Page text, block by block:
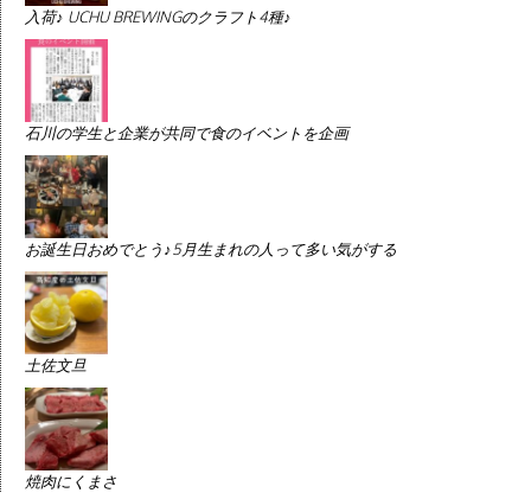
入荷♪ UCHU BREWINGのクラフト4種♪
石川の学生と企業が共同で食のイベントを企画
お誕生日おめでとう♪5月生まれの人って多い気がする
土佐文旦
焼肉にくまさ